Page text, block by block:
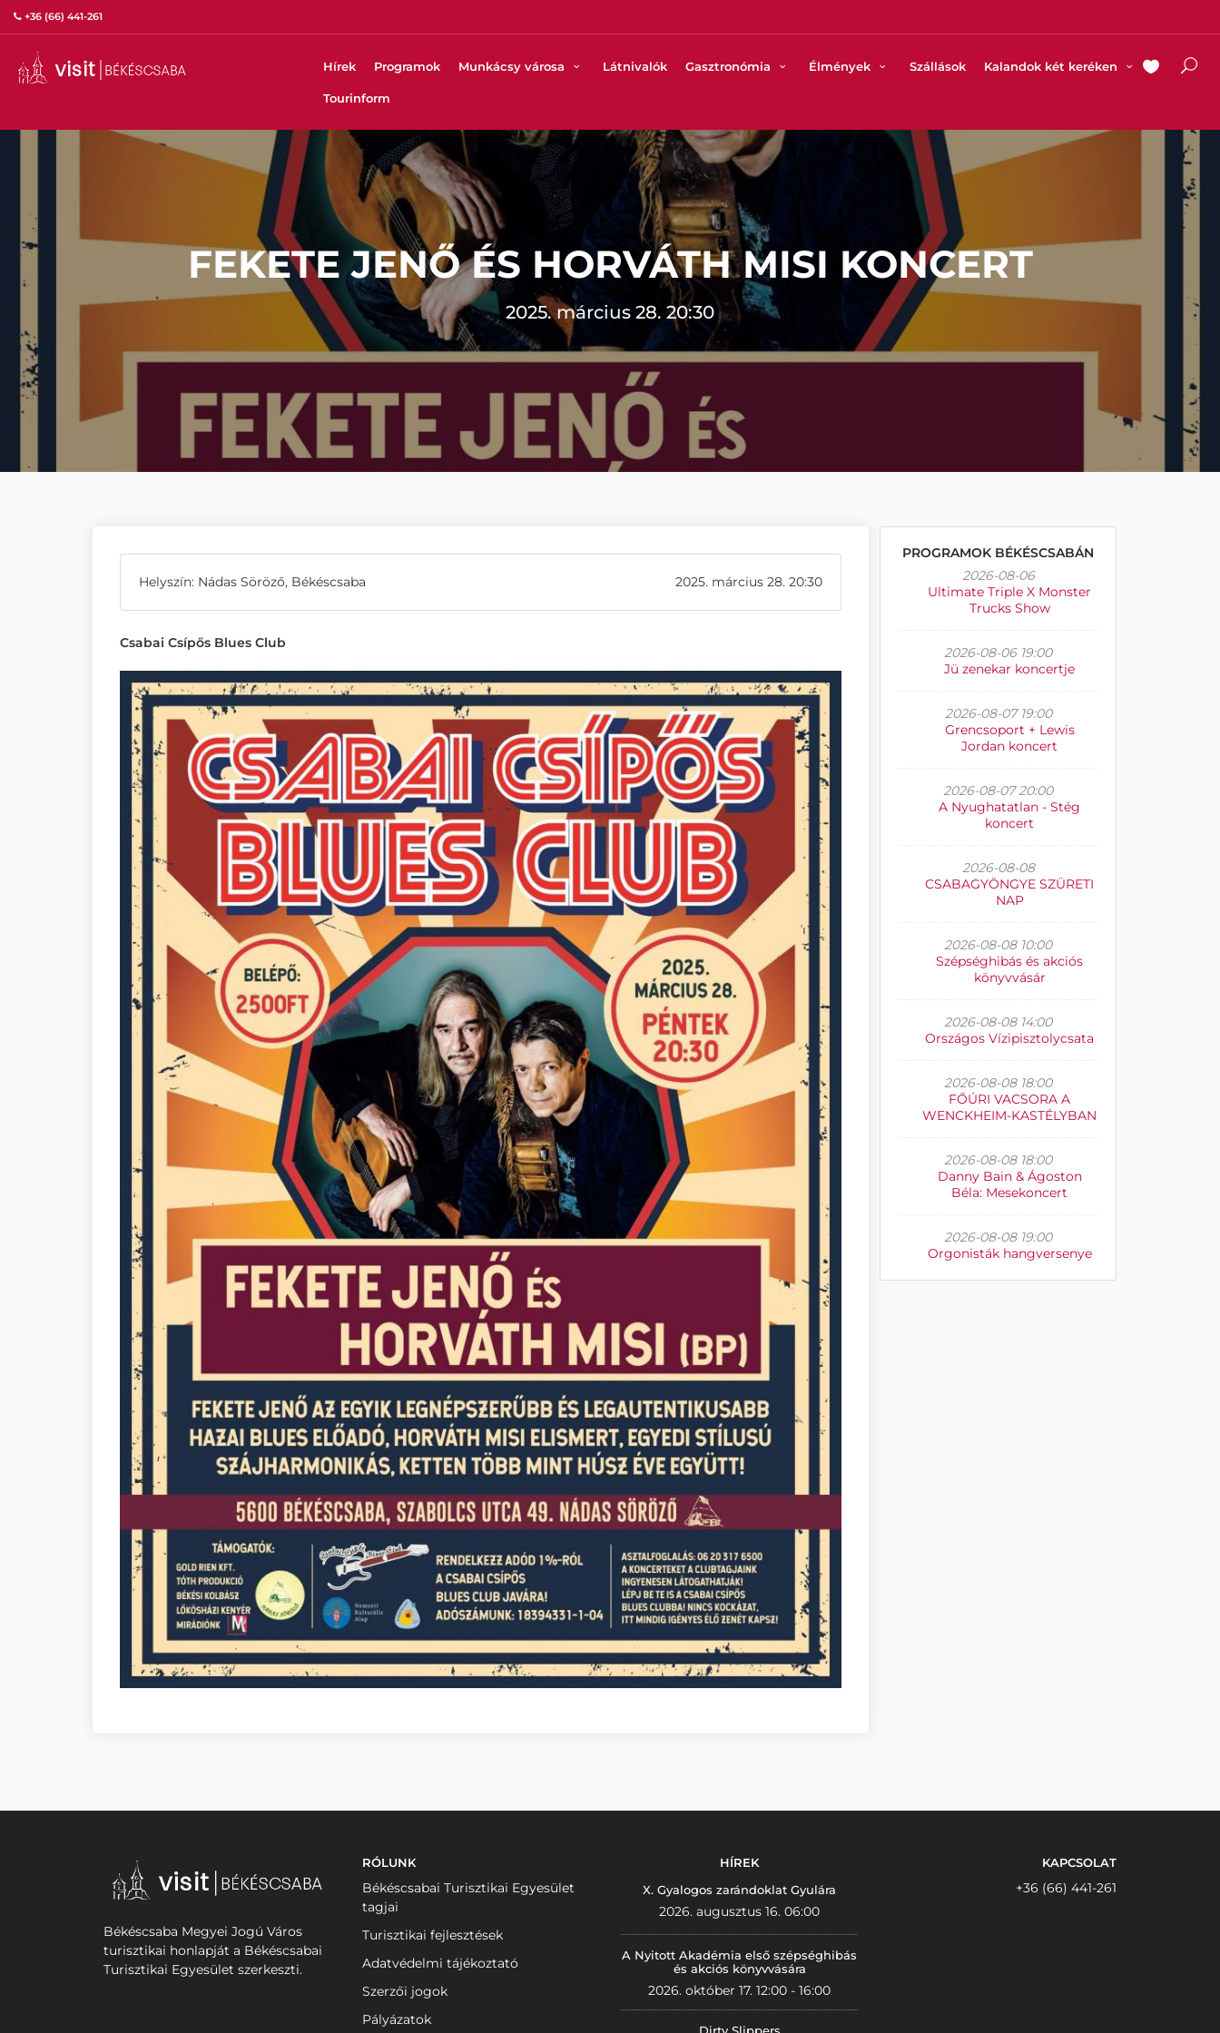
+36 (66) 441-261
Hírek Programok Munkácsy városa Látnivalók Gasztronómia Élmények Szállások Kalandok két keréken
Tourinform
FEKETE JENŐ ÉS HORVÁTH MISI KONCERT
2025. március 28. 20:30
Helyszín: Nádas Söröző, Békéscsaba 2025. március 28. 20:30
Csabai Csípős Blues Club
PROGRAMOK BÉKÉSCSABÁN
2026-08-06
Ultimate Triple X Monster
Trucks Show
2026-08-06 19:00
Jü zenekar koncertje
2026-08-07 19:00
Grencsoport + Lewis
Jordan koncert
2026-08-07 20:00
A Nyughatatlan - Stég
koncert
2026-08-08
CSABAGYÖNGYE SZÜRETI
NAP
2026-08-08 10:00
Szépséghibás és akciós
könyvvásár
2026-08-08 14:00
Országos Vízipisztolycsata
2026-08-08 18:00
FŐÚRI VACSORA A
WENCKHEIM-KASTÉLYBAN
2026-08-08 18:00
Danny Bain & Ágoston
Béla: Mesekoncert
2026-08-08 19:00
Orgonisták hangversenye
Békéscsaba Megyei Jogú Város
turisztikai honlapját a Békéscsabai
Turisztikai Egyesület szerkeszti.
RÓLUNK
Békéscsabai Turisztikai Egyesület
tagjai
Turisztikai fejlesztések
Adatvédelmi tájékoztató
Szerzői jogok
Pályázatok
HÍREK
X. Gyalogos zarándoklat Gyulára
2026. augusztus 16. 06:00
A Nyitott Akadémia első szépséghibás
és akciós könyvvására
2026. október 17. 12:00 - 16:00
KAPCSOLAT
+36 (66) 441-261